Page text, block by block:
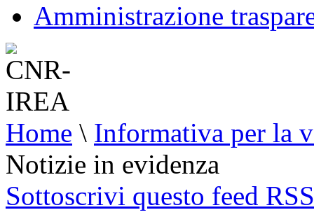
Amministrazione
Home \ Informativa per la
Notizie in evidenza
Sottoscrivi questo feed RSS